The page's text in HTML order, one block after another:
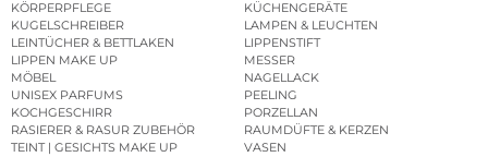
KÖRPERPFLEGE
KÜCHENGERÄTE
KUGELSCHREIBER
LAMPEN & LEUCHTEN
LEINTÜCHER & BETTLAKEN
LIPPENSTIFT
LIPPEN MAKE UP
MESSER
MÖBEL
NAGELLACK
UNISEX PARFUMS
PEELING
KOCHGESCHIRR
PORZELLAN
RASIERER & RASUR ZUBEHÖR
RAUMDÜFTE & KERZEN
TEINT | GESICHTS MAKE UP
VASEN